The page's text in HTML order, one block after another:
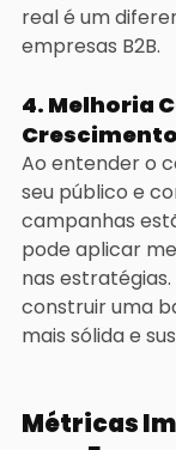
real é um
empresas B2B.
4. Melhoria
Ao entender o
seu público e
campanhas
pode aplicar
nas estratégias.
construir uma
mais sólida e
Métricas